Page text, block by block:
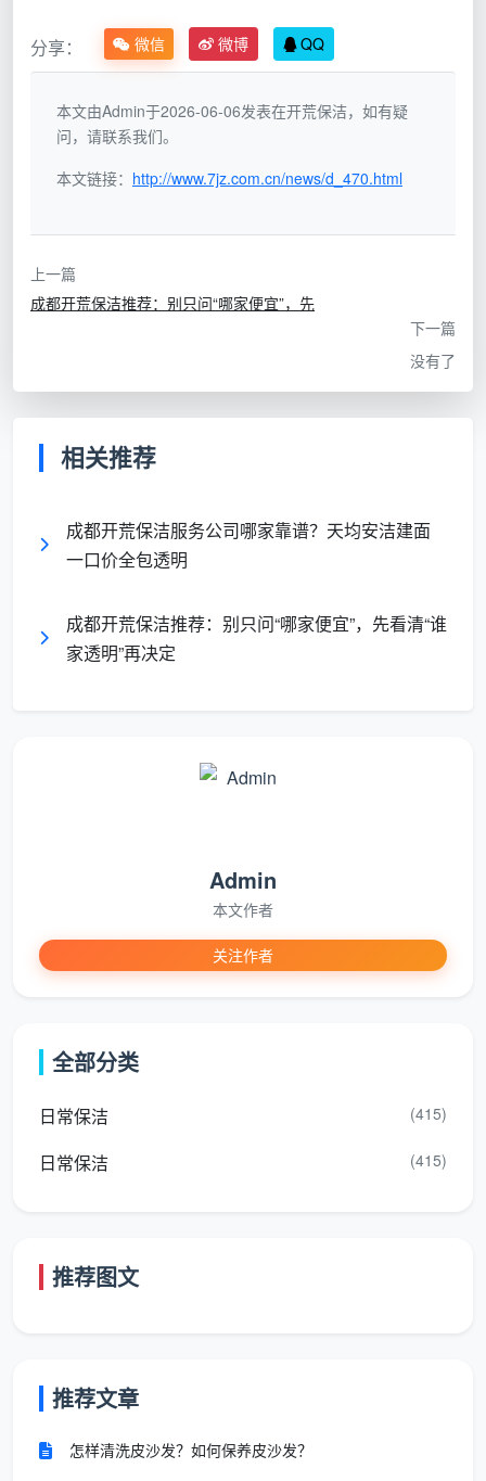
面积一
口价全
证面
积，12
项全包”
面积基数你一眼可核，总价签合
同就锁定，全程零增项
成都天均安洁保洁用的是第三种——以房产证上的
什么面积算？总价写进合同后还会不会变？”回答含糊
的，报价再低也不要往下谈了。
二、第二关：服务清单关——只报总价不列明细，藏着
无数增项空间
强调自己“价格实惠”“全屋开荒一口价”。但“全屋开荒”四
成都天均安洁保洁的标准是12项精保洁，不是口头
承诺，而是写在服务确认单上、做完一项勾一项、业主
全屋玻璃内外、窗框轨道凹槽、纱窗、阳台移门玻璃
全屋开关插座面板边缘腻子清理，筒灯射灯表面擦拭
卫生间墙地砖水泥点清除，淋浴玻璃及五金除垢擦
全屋衣柜储物柜隔板抽屉逐一取出吸尘擦拭，门板胶
室内门门套门锁清洁，全屋踢脚线上沿除尘和漆点铲
两遍
在衡量成都开荒保洁公司哪家靠谱
几项？哪些不含？不含的项目怎么收费？能逐项确认并
分享： 微信 微博 QQ
本文由Admin于2026-06-06发表在开荒保洁，如有疑
问，请联系我们。
本文链接： http://www.7jz.com.cn/news/d_470.html
上一篇
成都开荒保洁推荐：别只问“哪家便宜”，先
下一篇
没有了
相关推荐
成都开荒保洁服务公司哪家靠谱？天均安洁建面
一口价全包透明
成都开荒保洁推荐：别只问“哪家便宜”，先看清“谁
家透明”再决定
Admin
本文作者
关注作者
全部分类
日常保洁 (415)
日常保洁 (415)
推荐图文
推荐文章
怎样清洗皮沙发？如何保养皮沙发？